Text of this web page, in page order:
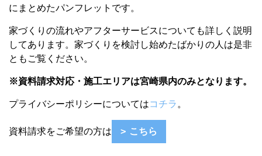
にまとめたパンフレットです。
家づくりの流れやアフターサービスについても詳しく説明
してあります。 家づくりを検討し始めたばかりの人は是非
ともご覧ください。
※資料請求対応・施工エリアは宮崎県内のみとなります。
プライバシーポリシーについてはコチラ 。
資料請求をご希望の方は こちら